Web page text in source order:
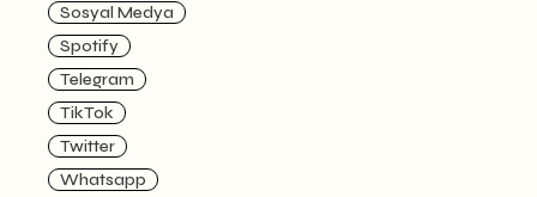
Sosyal Medya
Spotify
Telegram
TikTok
Twitter
Whatsapp